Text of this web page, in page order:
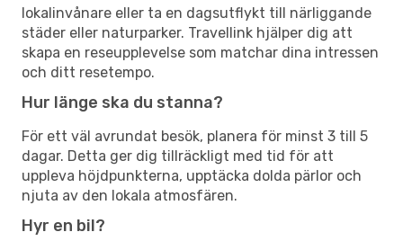
lokalinvånare eller ta en dagsutflykt till närliggande
städer eller naturparker. Travellink hjälper dig att
skapa en reseupplevelse som matchar dina intressen
och ditt resetempo.
Hur länge ska du stanna?
För ett väl avrundat besök, planera för minst 3 till 5
dagar. Detta ger dig tillräckligt med tid för att
uppleva höjdpunkterna, upptäcka dolda pärlor och
njuta av den lokala atmosfären.
Hyr en bil?